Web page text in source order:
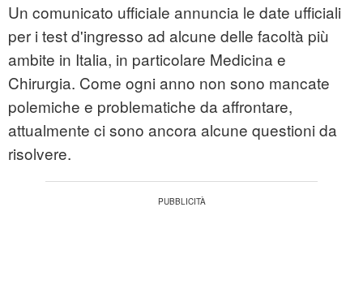
Un comunicato ufficiale annuncia le date ufficiali
per i test d'ingresso ad alcune delle facoltà più
ambite in Italia, in particolare Medicina e
Chirurgia. Come ogni anno non sono mancate
polemiche e problematiche da affrontare,
attualmente ci sono ancora alcune questioni da
risolvere.